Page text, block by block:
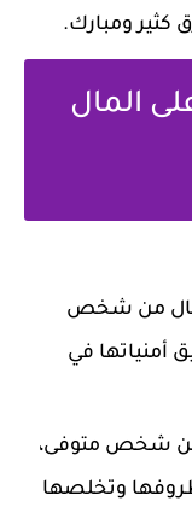
كثير ومبارك.
المال
المال من شخص
أمنياتها في
من شخص متوفى،
وتخلصها